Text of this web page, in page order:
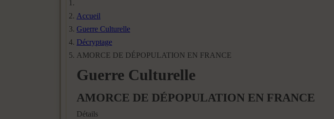
Accueil
Guerre Culturelle
Décryptage
AMORCE DE DÉPOPULATION EN FRANCE
Guerre Culturelle
AMORCE DE DÉPOPULATION EN FRANCE
Détails